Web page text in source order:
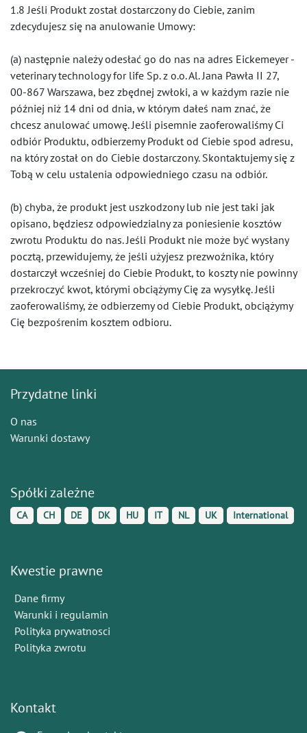
1.8 Jeśli Produkt został dostarczony do Ciebie, zanim
zdecydujesz się na anulowanie Umowy:
(a) następnie należy odesłać go do nas na adres Eickemeyer -
veterinary technology for life Sp. z o.o. Al. Jana Pawła II 27,
00-867 Warszawa, bez zbędnej zwłoki, a w każdym razie nie
później niż 14 dni od dnia, w którym dałeś nam znać, że
chcesz anulować umowę. Jeśli pisemnie zaoferowaliśmy Ci
odbiór Produktu, odbierzemy Produkt od Ciebie spod adresu,
na który został on do Ciebie dostarczony. Skontaktujemy się z
Tobą w celu ustalenia odpowiedniego czasu na odbiór.
(b) chyba, że produkt jest uszkodzony lub nie jest taki jak
opisano, będziesz odpowiedzialny za poniesienie kosztów
zwrotu Produktu do nas. Jeśli Produkt nie może być wysłany
pocztą, przewidujemy, że jeśli użyjesz prezwoźnika, który
dostarczył wcześniej do Ciebie Produkt, to koszty nie powinny
przekroczyć kwot, którymi obciążymy Cię za wysyłkę. Jeśli
zaoferowaliśmy, że odbierzemy od Ciebie Produkt, obciążymy
Cię bezpośrenim kosztem odbioru.
Przydatne linki
O nas
Warunki dostawy
Spółki zależne
CA CH DE DK HU IT NL UK International
Kwestie prawne
Dane firmy
Warunki i regulamin
Polityka prywatnosci
Polityka zwrotu
Kontakt